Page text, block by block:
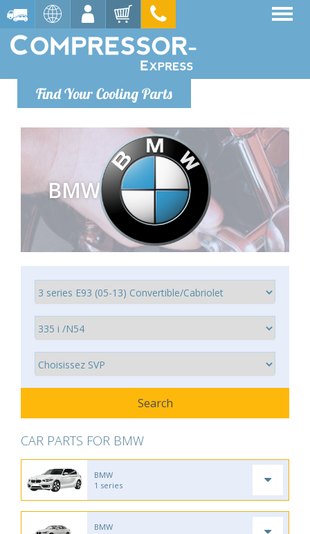
Find Your Cooling Parts
BMW
CAR PARTS FOR BMW
BMW
1 series
BMW